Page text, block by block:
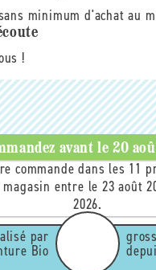
minimum d'achat au
!
avant le20
commande dans les 11
entre le 23 août
2026.
par
Bio